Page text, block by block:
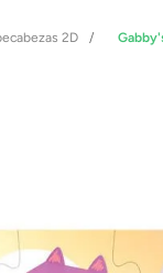
2D